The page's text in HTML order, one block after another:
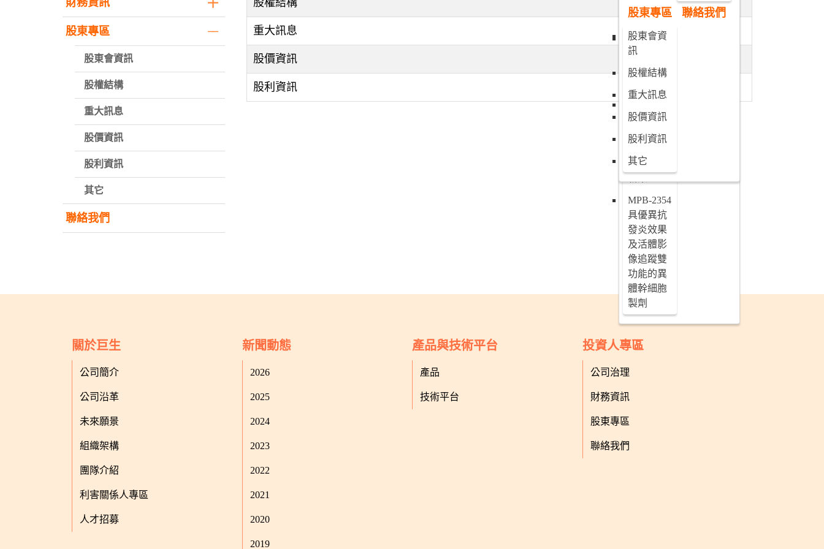
癌新藥
MPB-1734
新劑型抗
癌藥物新
磁振造影
診斷用之
巴結分期
MPB-2354
具優異抗
發炎效果
及活體影
像追蹤雙
功能的異
體幹細胞
製劑
股東專區
股東會資
訊
股權結構
重大訊息
股價資訊
股利資訊
其它
聯絡我們
財務資訊
股東專區
股東會資訊
股權結構
重大訊息
股價資訊
股利資訊
其它
聯絡我們
股權結構
重大訊息
股價資訊
股利資訊
關於巨生
公司簡介
公司沿革
未來願景
組織架構
團隊介紹
利害關係人專區
人才招募
新聞動態
2026
2025
2024
2023
2022
2021
2020
2019
產品與技術平台
產品
技術平台
投資人專區
公司治理
財務資訊
股東專區
聯絡我們